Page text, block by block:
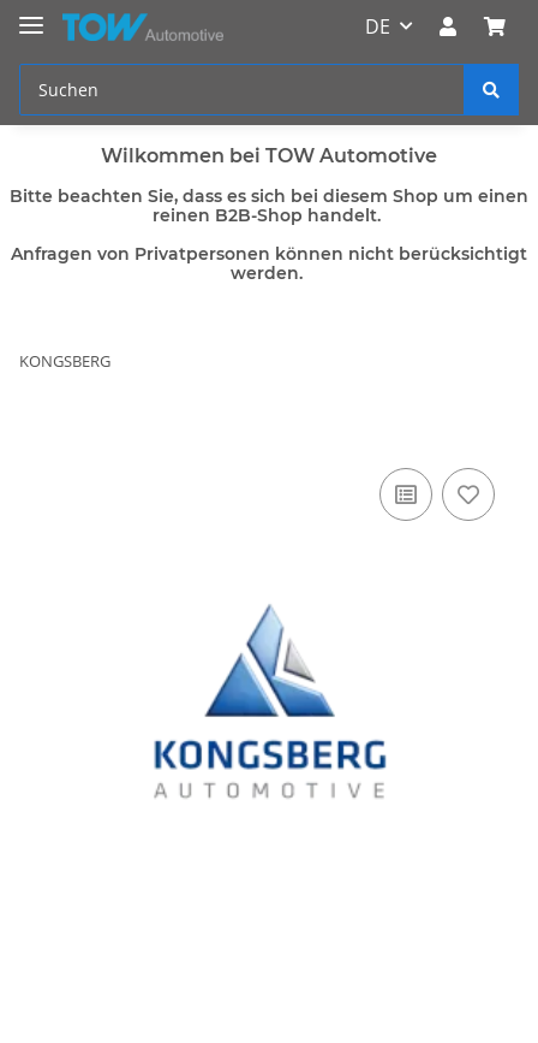
DE
Wilkommen bei TOW Automotive
Bitte beachten Sie, dass es sich bei diesem Shop um einen
reinen B2B-Shop handelt.
Anfragen von Privatpersonen können nicht berücksichtigt
werden.
KONGSBERG